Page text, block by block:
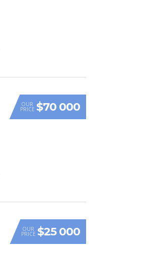
OUR
PRICE $70 000
OUR
PRICE $25 000